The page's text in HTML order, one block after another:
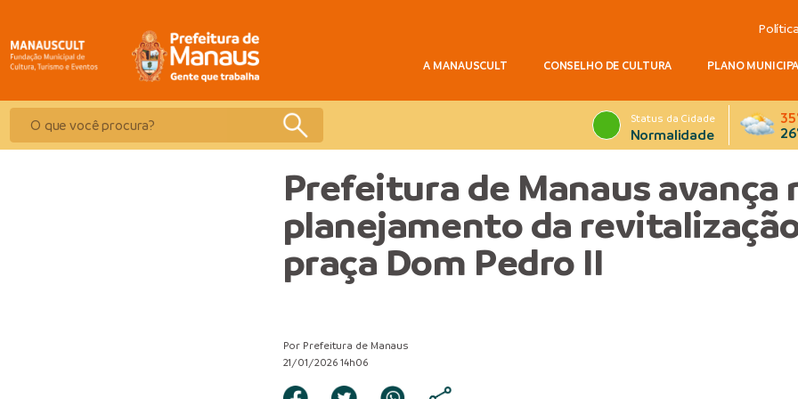
A MANAUSCULT CONSELHO DE CULTURA PLANO
Status da Cidade
Normalidade
Prefeitura de Manaus avança
planejamento da
praça Dom Pedro II
Por Prefeitura de Manaus
21/01/2026 14h06